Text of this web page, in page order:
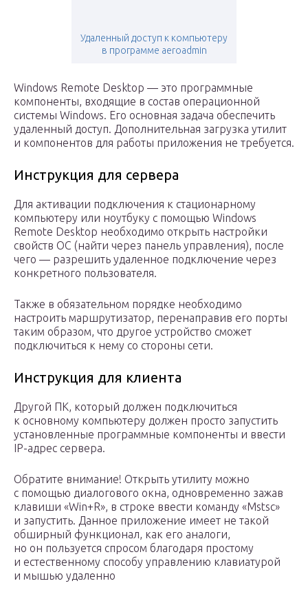
Удаленный доступ к компьютеру
в программе aeroadmin
Windows Remote Desktop — это программные
компоненты, входящие в состав операционной
системы Windows. Его основная задача обеспечить
удаленный доступ. Дополнительная загрузка утилит
и компонентов для работы приложения не требуется.
Инструкция для сервера
Для активации подключения к стационарному
компьютеру или ноутбуку с помощью Windows
Remote Desktop необходимо открыть настройки
свойств ОС (найти через панель управления), после
чего — разрешить удаленное подключение через
конкретного пользователя.
Также в обязательном порядке необходимо
настроить маршрутизатор, перенаправив его порты
таким образом, что другое устройство сможет
подключиться к нему со стороны сети.
Инструкция для клиента
Другой ПК, который должен подключиться
к основному компьютеру должен просто запустить
установленные программные компоненты и ввести
IP-адрес сервера.
Обратите внимание! Открыть утилиту можно
с помощью диалогового окна, одновременно зажав
клавиши «Win+R», в строке ввести команду «Mstsc»
и запустить. Данное приложение имеет не такой
обширный функционал, как его аналоги,
но он пользуется спросом благодаря простому
и естественному способу управлению клавиатурой
и мышью удаленно